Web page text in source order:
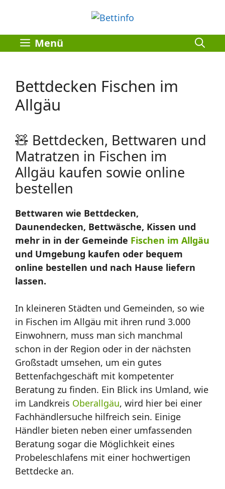
springen
Menü
Bettdecken Fischen im
Allgäu
🧸 Bettdecken, Bettwaren und
Matratzen in Fischen im
Allgäu kaufen sowie online
bestellen
Bettwaren wie Bettdecken,
Daunendecken, Bettwäsche, Kissen und
mehr in in der Gemeinde Fischen im Allgäu
und Umgebung kaufen oder bequem
online bestellen und nach Hause liefern
lassen.
In kleineren Städten und Gemeinden, so wie
in Fischen im Allgäu mit ihren rund 3.000
Einwohnern, muss man sich manchmal
schon in der Region oder in der nächsten
Großstadt umsehen, um ein gutes
Bettenfachgeschäft mit kompetenter
Beratung zu finden. Ein Blick ins Umland, wie
im Landkreis Oberallgäu, wird hier bei einer
Fachhändlersuche hilfreich sein. Einige
Händler bieten neben einer umfassenden
Beratung sogar die Möglichkeit eines
Probeleschlafens mit einer hochwertigen
Bettdecke an.